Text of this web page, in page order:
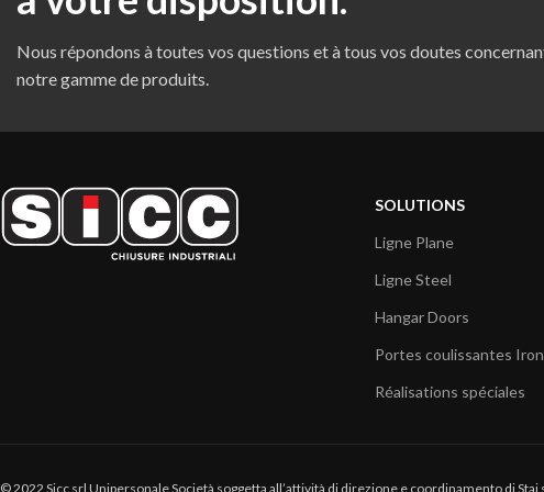
Nous répondons à toutes vos questions et à tous vos doutes
notre gamme de produits.
SOLUTIONS
Ligne Plane
Ligne Steel
Hangar Doors
Portes coulissantes Iron
Réalisations spéciales
© 2022 Sicc srl Unipersonale Società soggetta all’attività di direzione e coordinamento di